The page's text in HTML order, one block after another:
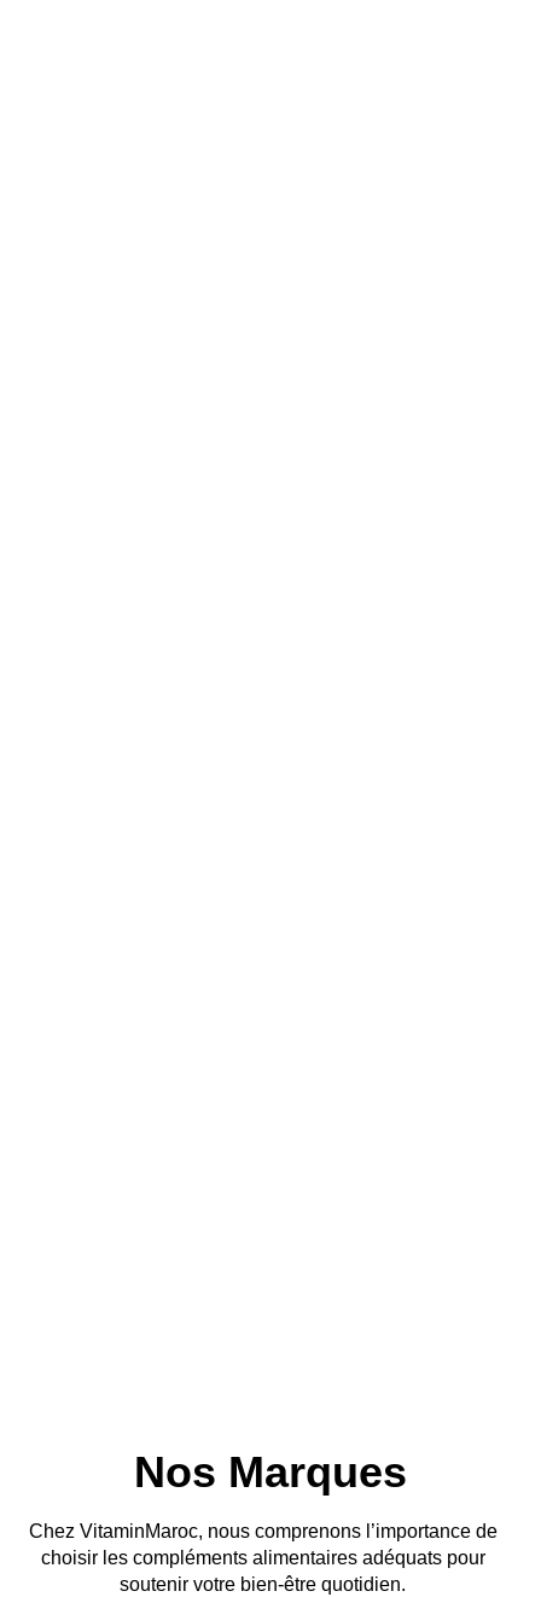
Nos Marques
Chez VitaminMaroc, nous comprenons l’importance de
choisir les compléments alimentaires adéquats pour
soutenir votre bien-être quotidien.